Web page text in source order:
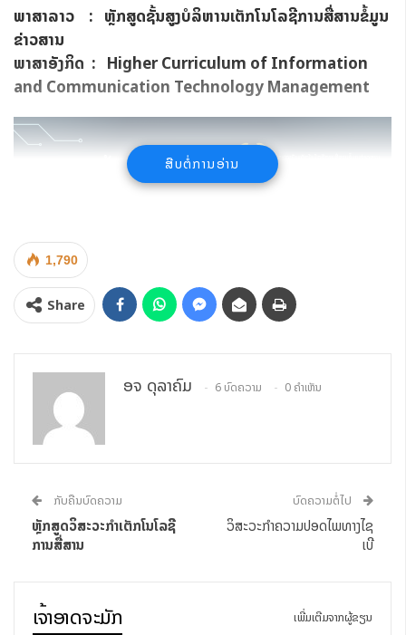
ພາສາລາວ : ຫຼັກສູດຊັ້ນສູງບໍລິຫານເຕັກໂນໂລຊີການສື່ສານຂໍ້ມູນ
ຂ່າວສານ
ພາສາອັງກິດ : Higher Curriculum of Information
and Communication Technology Management
ສືບຕໍ່ການອ່ານ
1,790
Share
ອຈ ດຸລາຄົມ 6 ບົດຄວາມ 0 ຄຳເຫັນ
ກັບຄືນບົດຄວາມ
ຫຼັກສູດວິສະວະກຳເຕັກໂນໂລຊີ
ການສື່ສານ
ບົດຄວາມຕໍ່ໄປ
ວິສະວະກຳຄວາມປອດໄພທາງໄຊ
ເບີ
ເຈົ້າອາດຈະມັກ ເພີ່ມເຕີມຈາກຜູ້ຂຽນ